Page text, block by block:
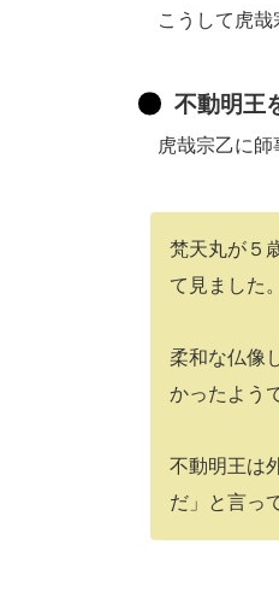
こうして虎哉
不動明王
虎哉宗乙に師
梵天丸が５
て見ました。
柔和な仏像
かったよう
不動明王は
だ」と言っ